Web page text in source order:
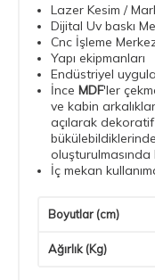
Lazer Kesim /
Dijital Uv baskı
Cnc İşleme
Yapı ekipmanları
Endüstriyel
İnce MDF'ler
ve kabin
açılarak
oluşturulmasında
İç mekan
Boyutlar (cm)
Ağırlık (Kg)